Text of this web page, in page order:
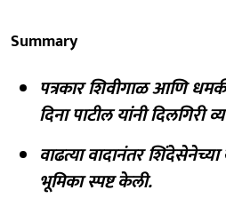
Summary
पत्रकार शिवीगाळ आणि
दिना पाटील यांनी दिलगिरी
वाढत्या वादानंतर
भूमिका स्पष्ट केली.